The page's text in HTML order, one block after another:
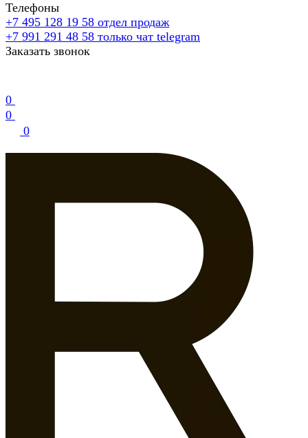
Телефоны
+7 495 128 19 58 отдел продаж
+7 991 291 48 58 только чат telegram
Заказать звонок
0
0
0